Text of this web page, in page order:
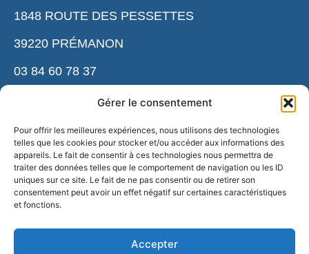
Gérer le consentement
Pour offrir les meilleures expériences, nous utilisons des technologies
telles que les cookies pour stocker et/ou accéder aux informations des
appareils. Le fait de consentir à ces technologies nous permettra de
traiter des données telles que le comportement de navigation ou les ID
uniques sur ce site. Le fait de ne pas consentir ou de retirer son
consentement peut avoir un effet négatif sur certaines caractéristiques
et fonctions.
Accepter
1848 ROUTE DES PESSETTES
39220 PRÉMANON
03 84 60 78 37
cnsnmm.accueil@ensm. sports.gouv.fr
ESPACE PRESSE
NOS PARTENAIRES